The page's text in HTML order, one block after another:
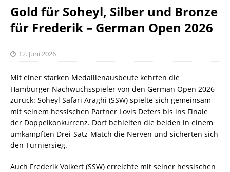
Gold für Soheyl, Silber und Bronze
für Frederik – German Open 2026
12. Juni 2026
Mit einer starken Medaillenausbeute kehrten die
Hamburger Nachwuchsspieler von den German Open 2026
zurück: Soheyl Safari Araghi (SSW) spielte sich gemeinsam
mit seinem hessischen Partner Lovis Deters bis ins Finale
der Doppelkonkurrenz. Dort behielten die beiden in einem
umkämpften Drei-Satz-Match die Nerven und sicherten sich
den Turniersieg.
Auch Frederik Volkert (SSW) erreichte mit seiner hessischen